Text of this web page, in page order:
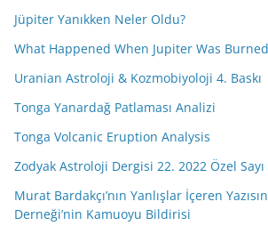
Jüpiter Yanıkken Neler Oldu?
What Happened When Jupiter Was
Uranian Astroloji & Kozmobiyoloji 4. Baskı
Tonga Yanardağ Patlaması Analizi
Tonga Volcanic Eruption Analysis
Zodyak Astroloji Dergisi 22. 2022 Özel Sayı
Murat Bardakçı’nın Yanlışlar İçeren
Derneği’nin Kamuoyu Bildirisi